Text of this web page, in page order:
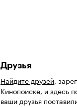
Друзья
Найдите друзей,
Кинопоиске, и здесь
ваши друзья